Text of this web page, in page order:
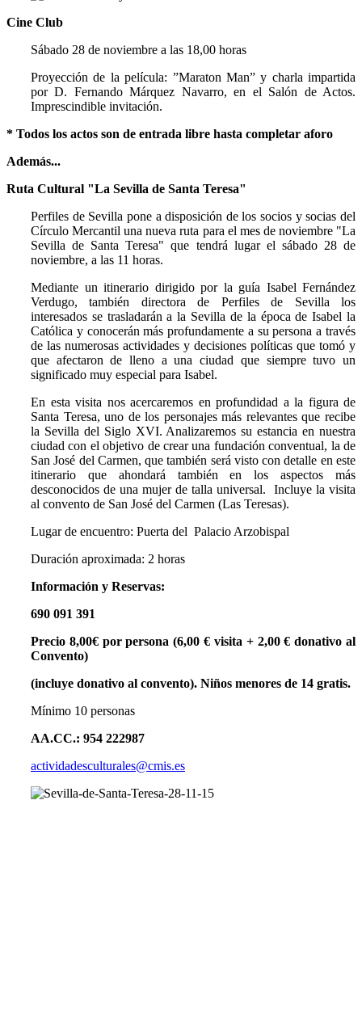
Cine Club
Sábado 28 de noviembre a las 18,00 horas
Proyección de la película: ”Maraton Man” y charla impartida
por D. Fernando Márquez Navarro, en el Salón de Actos.
Imprescindible invitación.
* Todos los actos son de entrada libre hasta completar aforo
Además...
Ruta Cultural "La Sevilla de Santa Teresa"
Perfiles de Sevilla pone a disposición de los socios y socias del
Círculo Mercantil una nueva ruta para el mes de noviembre "La
Sevilla de Santa Teresa" que tendrá lugar el sábado 28 de
noviembre, a las 11 horas.
Mediante un itinerario dirigido por la guía Isabel Fernández
Verdugo, también directora de Perfiles de Sevilla los
interesados se trasladarán a la Sevilla de la época de Isabel la
Católica y conocerán más profundamente a su persona a través
de las numerosas actividades y decisiones políticas que tomó y
que afectaron de lleno a una ciudad que siempre tuvo un
significado muy especial para Isabel.
En esta visita nos acercaremos en profundidad a la figura de
Santa Teresa, uno de los personajes más relevantes que recibe
la Sevilla del Siglo XVI. Analizaremos su estancia en nuestra
ciudad con el objetivo de crear una fundación conventual, la de
San José del Carmen, que también será visto con detalle en este
itinerario que ahondará también en los aspectos más
desconocidos de una mujer de talla universal. Incluye la visita
al convento de San José del Carmen (Las Teresas).
Lugar de encuentro: Puerta del Palacio Arzobispal
Duración aproximada: 2 horas
Información y Reservas:
690 091 391
Precio 8,00€ por persona (6,00 € visita + 2,00 € donativo al
Convento)
(incluye donativo al convento). Niños menores de 14 gratis.
Mínimo 10 personas
AA.CC.: 954 222987
actividadesculturales@cmis.es